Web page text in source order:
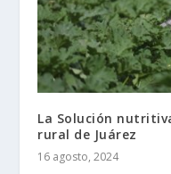
La Solución
rural de Juárez
16 agosto, 2024